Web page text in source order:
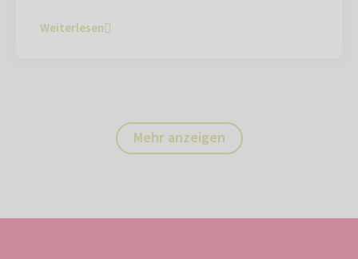
Weiterlesen
Mehr anzeigen